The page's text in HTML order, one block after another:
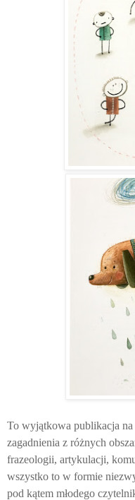
To wyjątkowa publikacja
zagadnienia z różnych
frazeologii, artykulacji,
wszystko to w formie
pod kątem młodego